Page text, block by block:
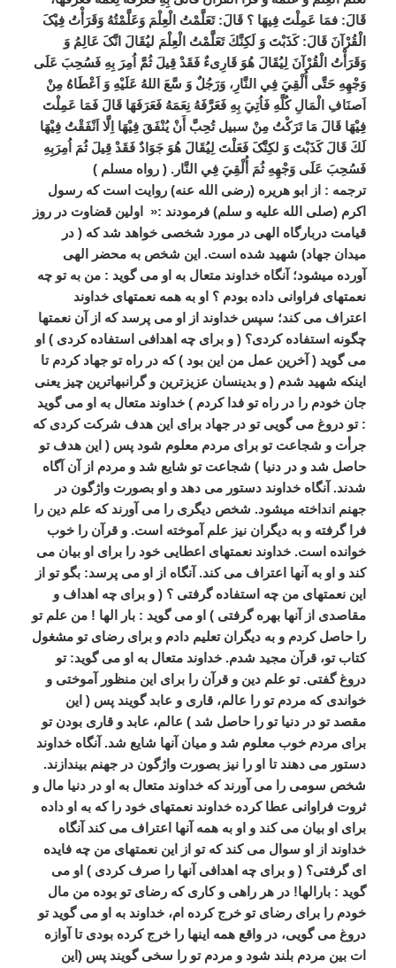
قَالَ: فمَا عَمِلْتَ فِيهَا ؟ قَالَ: تَعَلَّمْتُ الْعِلْمَ وَعَلَّمْتُهُ وَقَرَأْتُ فِیْکَ
الْقُرْآنَ قَالَ: كَذَبْتَ وَ لَكِنَّكَ تَعَلَّمْتُ الْعِلْمَ ليُقَالَ انَّکَ عَالِمُ وَ
وَقَرَأْتُ الْقُرْآنَ لِيُقَالَ هُوَ قَارِیءٌ فَقَدْ قِيلَ ثُمَّ اُمِرَ بِهِ فَسُحِبَ عَلَى
وَجْهِهِ حَتَّى أُلْقِيَ فِي النَّارِ، وَرَجُلٌ وَ سَّعَ اللهُ عَلَيْهِ وَ اَعْطَاهُ مِنْ
اَصنَافِ الْمَالِ كُلَّهِ فَاُتِيَ بِهِ فَعَرَّفَهُ نِعَمَهُ فَعَرَفَهَا قَالَ فَمَا عَمِلْتَ
فِيْهَا قَالَ مَا تَرَكْتُ مِنْ سبيل تُحِبَّ أَنْ يُنْفَقَ فِيْهَا اِلَّا اَنْفَقْتُ فِيْهَا
لَكَ قَالَ كَذَبْتَ وَ لکِنَّکَ فَعَلْتَ لِيُقَالَ هُوَ جَوَادٌ فَقَدْ قِيلَ ثُمَ اُمِرَبِهِ
فَسُحِبَ عَلَى وَجْهِهِ ثُمَ أُلْقِيَ فِي النَّار. ( رواه مسلم )
ترجمه : از ابو هریره (رضی الله عنه) روایت است که رسول
اکرم (صلی الله علیه و سلم) فرمودند :«
اولین قضاوت در روز
قیامت دربارگاه الهی در مورد شخصی خواهد شد که ( در
میدان جهاد) شهید شده است. این شخص به محضر الهی
آورده میشود؛ آنگاه خداوند متعال به او می گوید : من به تو چه
نعمتهای فراوانی داده بودم ؟ او به همه نعمتهای خداوند
اعتراف می کند؛ سپس خداوند از او می پرسد که از آن نعمتها
چگونه استفاده کردی؟ ( و برای چه اهدافی استفاده کردی ) او
می گوید ( آخرین عمل من این بود ) که در راه تو جهاد کردم تا
اینکه شهید شدم ( و بدینسان عزیزترین و گرانبهاترین چیز یعنی
جان خودم را در راه تو فدا کردم ) خداوند متعال به او می گوید
: تو دروغ می گویی تو در جهاد برای این هدف شرکت کردی که
جرأت و شجاعت تو برای مردم معلوم شود پس ( این هدف تو
حاصل شد و در دنیا ) شجاعت تو شایع شد و مردم از آن آگاه
شدند. آنگاه خداوند دستور می دهد و او بصورت واژگون در
جهنم انداخته میشود. شخص دیگری را می آورند که علم دین را
فرا گرفته و به دیگران نیز علم آموخته است. و قرآن را خوب
خوانده است. خداوند نعمتهای اعطایی خود را برای او بیان می
کند و او به آنها اعتراف می کند. آنگاه از او می پرسد: بگو تو از
این نعمتهای من چه استفاده گرفتی ؟ ( و برای چه اهداف و
مقاصدی از آنها بهره گرفتی ) او می گوید : بار الها ! من علم تو
را حاصل کردم و به دیگران تعلیم دادم و برای رضای تو مشغول
کتاب تو، قرآن مجید شدم. خداوند متعال به او می گوید: تو
دروغ گفتی. تو علم دین و قرآن را برای این منظور آموختی و
خواندی که مردم تو را عالم، قاری و عابد گویند پس ( این
مقصد تو در دنیا تو را حاصل شد ) عالم، عابد و قاری بودن تو
برای مردم خوب معلوم شد و میان آنها شایع شد. آنگاه خداوند
دستور می دهند تا او را نیز بصورت واژگون در جهنم بیندازند.
شخص سومی را می آورند که خداوند متعال به او در دنیا مال و
ثروت فراوانی عطا کرده خداوند نعمتهای خود را که به او داده
برای او بیان می کند و او به همه آنها اعتراف می کند آنگاه
خداوند از او سوال می کند که تو از این نعمتهای من چه فایده
ای گرفتی؟ ( و برای چه اهدافی آنها را صرف کردی ) او می
گوید : بارالها! در هر راهی و کاری که رضای تو بوده من مال
خودم را برای رضای تو خرج کرده ام، خداوند به او می گوید تو
دروغ می گویی، در واقع همه اینها را خرج کرده بودی تا آوازه
ات بین مردم بلند شود و مردم تو را سخی گویند پس (این